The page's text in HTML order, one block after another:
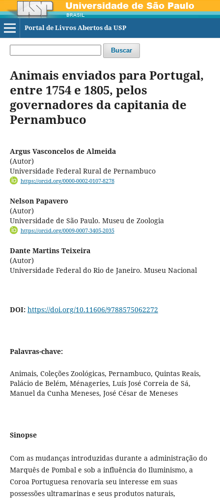
Portal de Livros Abertos da USP
Buscar
Animais enviados para Portugal,
entre 1754 e 1805, pelos
governadores da capitania de
Pernambuco
Argus Vasconcelos de Almeida
(Autor)
Universidade Federal Rural de Pernambuco
https://orcid.org/0000-0002-0107-8278
Nelson Papavero
(Autor)
Universidade de São Paulo. Museu de Zoologia
https://orcid.org/0009-0007-3405-2035
Dante Martins Teixeira
(Autor)
Universidade Federal do Rio de Janeiro. Museu Nacional
DOI: https://doi.org/10.11606/9788575062272
Palavras-chave:
Animais, Coleções Zoológicas, Pernambuco, Quintas Reais,
Palácio de Belém, Ménageries, Luís José Correia de Sá,
Manuel da Cunha Meneses, José César de Meneses
Sinopse
Com as mudanças introduzidas durante a administração do
Marquês de Pombal e sob a influência do Iluminismo, a
Coroa Portuguesa renovaria seu interesse em suas
possessões ultramarinas e seus produtos naturais,